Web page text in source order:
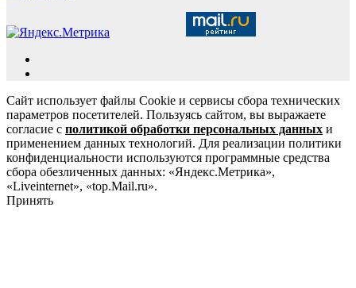
Сайт использует файлы Cookie и сервисы сбора технических
параметров посетителей. Пользуясь сайтом, вы выражаете
согласие с политикой обработки персональных данных и
применением данных технологий. Для реализации политики
конфиденциальности используются программные средства
сбора обезличенных данных: «Яндекс.Метрика»,
«Liveinternet», «top.Mail.ru».
Принять